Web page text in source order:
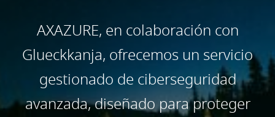
AXAZURE, en colaboración con
Glueckkanja, ofrecemos un servicio
gestionado de ciberseguridad
avanzada, diseñado para proteger